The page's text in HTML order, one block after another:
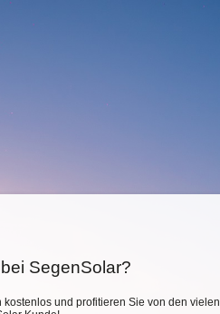
SegenSolar?
kostenlos und profitieren Sie von den vielen